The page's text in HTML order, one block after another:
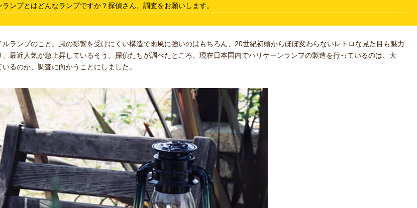
ンプとはどんなランプですか？探偵さん、調査をお願いします。
ランプのこと。風の影響を受けにくい構造で雨風に強いのはもちろん、20世紀初頭からほぼ変わらないレトロな見た目も魅力
最近人気が急上昇しているそう。探偵たちが調べたところ、現在日本国内でハリケーンランプの製造を行っているのは、大
るのか、調査に向かうことにしました。